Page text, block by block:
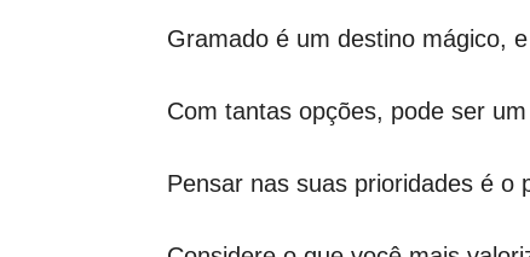
Gramado é um destino mágico,
Com tantas opções, pode ser
Pensar nas suas prioridades é o